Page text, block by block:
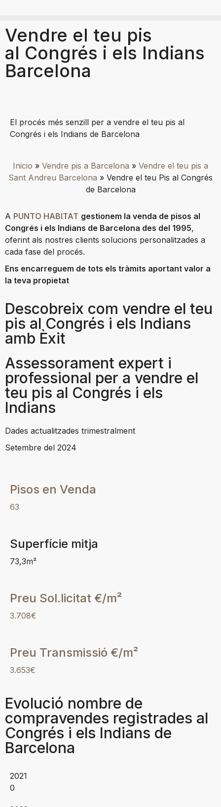
Vendre el teu pis
al Congrés i els Indians
Barcelona
El procés més senzill per a vendre el teu pis al
Congrés i els Indians de Barcelona
Inicio » Vendre pis a Barcelona » Vendre el teu pis a
Sant Andreu Barcelona » Vendre el teu Pis al Congrés
de Barcelona
A PUNTO HABITAT gestionem la venda de pisos al
Congrés i els Indians de Barcelona des del 1995,
oferint als nostres clients solucions personalitzades a
cada fase del procés.
Ens encarreguem de tots els tràmits aportant valor a
la teva propietat
Descobreix com vendre el teu
pis al Congrés i els Indians
amb Èxit
Assessorament expert i
professional per a vendre el
teu pis al Congrés i els
Indians
Dades actualitzades trimestralment
Setembre del 2024
Pisos en Venda
63
Superfície mitja
73,3m²
Preu Sol.licitat €/m²
3.708€
Preu Transmissió €/m²
3.653€
Evolució nombre de
compravendes registrades al
Congrés i els Indians de
Barcelona
2021
0